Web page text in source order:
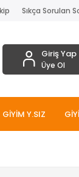
Sıkça Sorulan
Giriş Yap
Üye Ol
GİYİM Y.SIZ